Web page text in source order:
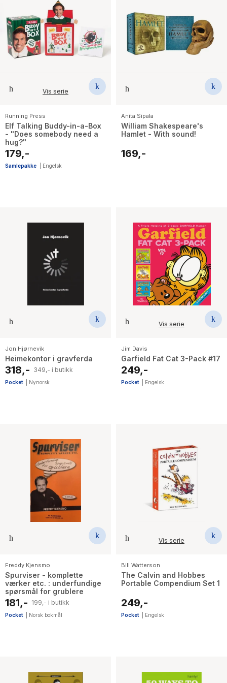
Vis serie
Running Press
Elf Talking Buddy-in-a-Box
- "Does somebody need a
hug?"
179,-
Samlepakke Engelsk
Anita Sipala
William Shakespeare's
Hamlet - With sound!
169,-
Jon Hjørnevik
Heimekontor i gravferda
318,- 349,- i butikk
Pocket Nynorsk
Vis serie
Jim Davis
Garfield Fat Cat 3-Pack #17
249,-
Pocket Engelsk
Freddy Kjensmo
Spurviser - komplette
værker etc. : underfundige
spørsmål for grublere
181,- 199,- i butikk
Pocket Norsk bokmål
Vis serie
Bill Watterson
The Calvin and Hobbes
Portable Compendium Set 1
249,-
Pocket Engelsk